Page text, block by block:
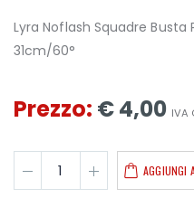
Lyra Noflash Squadre Busta
31cm/60°
Prezzo: € 4,00 IVA
AGGIUNGI